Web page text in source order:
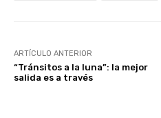
ARTÍCULO ANTERIOR
“Tránsitos a la luna”: la mejor
salida es a través